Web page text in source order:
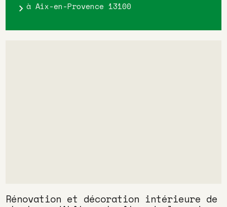
à Aix-en-Provence 13100
Rénovation et décoration intérieure de